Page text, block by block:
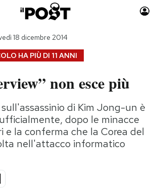
Auto
Moda
Consumismi
Storie/Idee
Ok Boomer!
HA PIÙ DI 11 ANNI
18 dicembre 2014
non esce più
di Kim Jong-un è
dopo le minacce
e la conferma che la Corea del
nell'attacco informatico